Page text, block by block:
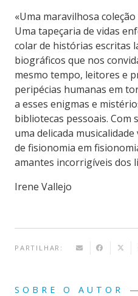
«Uma maravilhosa
Uma tapeçaria de vidas
colar de histórias escritas
biográficos que nos
mesmo tempo, leitores e
peripécias humanas em
a esses enigmas e
bibliotecas pessoais. Com
uma delicada
de fisionomia em
amantes incorrigíveis dos
Irene Vallejo
PARTILHAR:
SOBRE O AUTOR